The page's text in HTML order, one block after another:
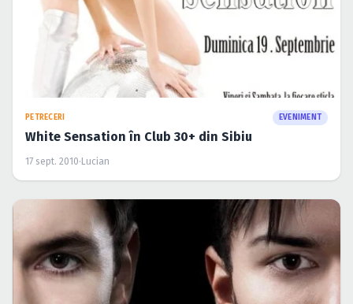
PETRECERI EVENIMENT
White Sensation în Club 30+ din Sibiu
17 sept. 2010· Lucian